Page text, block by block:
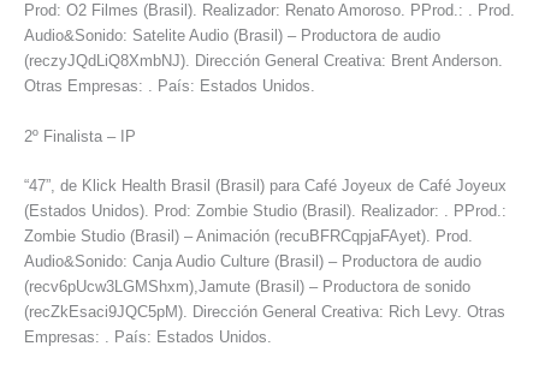
Prod: O2 Filmes (Brasil). Realizador: Renato Amoroso. PProd.: . Prod.
Audio&Sonido: Satelite Audio (Brasil) – Productora de audio
(reczyJQdLiQ8XmbNJ). Dirección General Creativa: Brent Anderson.
Otras Empresas: . País: Estados Unidos.
2º Finalista – IP
“47”, de Klick Health Brasil (Brasil) para Café Joyeux de Café Joyeux
(Estados Unidos). Prod: Zombie Studio (Brasil). Realizador: . PProd.:
Zombie Studio (Brasil) – Animación (recuBFRCqpjaFAyet). Prod.
Audio&Sonido: Canja Audio Culture (Brasil) – Productora de audio
(recv6pUcw3LGMShxm),Jamute (Brasil) – Productora de sonido
(recZkEsaci9JQC5pM). Dirección General Creativa: Rich Levy. Otras
Empresas: . País: Estados Unidos.